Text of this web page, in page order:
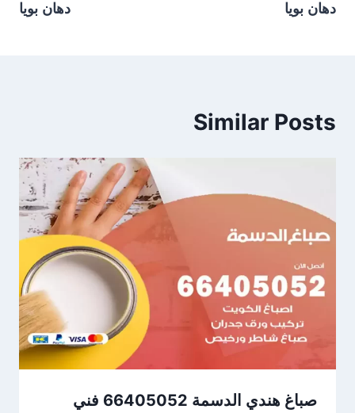
دهان بويا
دهان بويا
Similar Posts
صباغ هندي الدسمة 66405052 فني